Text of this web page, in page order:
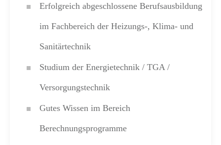
Erfolgreich abgeschlossene Berufsausbildung
im Fachbereich der Heizungs-, Klima- und
Sanitärtechnik
Studium der Energietechnik / TGA /
Versorgungstechnik
Gutes Wissen im Bereich
Berechnungsprogramme